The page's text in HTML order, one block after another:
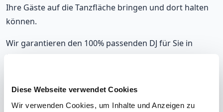
Diese Webseite verwendet Cookies
Wir verwenden Cookies, um Inhalte und Anzeigen zu
Ihre Gäste auf die Tanzfläche bringen und dort halten
können.
Wir garantieren den 100% passenden DJ für Sie in
Siegburg, der sich nahtlos an Ihre musikalischen
Mit unseren DJs, die in Siegburg auflegen, werden Sie